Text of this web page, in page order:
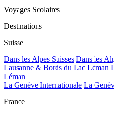
Voyages Scolaires
Destinations
Suisse
Dans les Alpes Suisses Dans les
Lausanne & Bords du Lac Léman
Léman
La Genève Internationale La
France